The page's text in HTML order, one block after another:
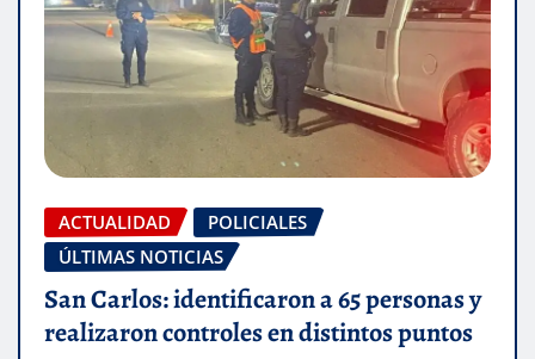
ACTUALIDAD
POLICIALES
ÚLTIMAS NOTICIAS
San Carlos: identificaron a 65 personas y
realizaron controles en distintos puntos